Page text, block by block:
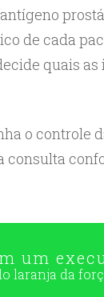
de cada
quais
o controle
consulta
um
laranja da